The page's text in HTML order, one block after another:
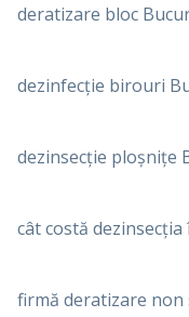
deratizare bloc
dezinfecție birouri
dezinsecție ploșnițe
cât costă
firmă deratizare